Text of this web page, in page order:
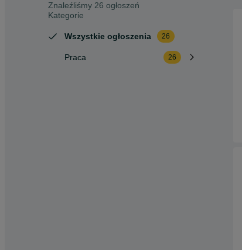
Znaleźliśmy 26 ogłoszeń
Kategorie
Wszystkie ogłoszenia 26
Praca 26